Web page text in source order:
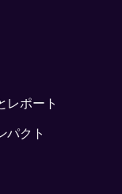
レポート
パクト